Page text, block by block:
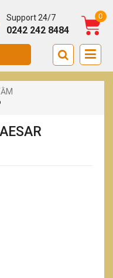
Support 24/7
0242 242 8484
0